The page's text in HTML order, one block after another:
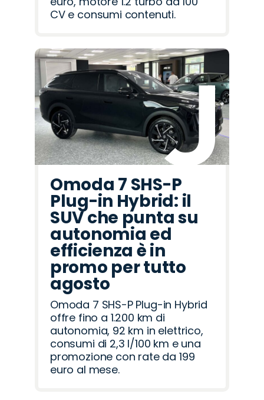
CV e consumi contenuti.
Omoda 7 SHS-P
Plug-in Hybrid: il
SUV che punta su
autonomia ed
efficienza è in
promo per tutto
agosto
Omoda 7 SHS-P Plug-in Hybrid
offre fino a 1.200 km di
autonomia, 92 km in elettrico,
consumi di 2,3 l/100 km e una
promozione con rate da 199
euro al mese.